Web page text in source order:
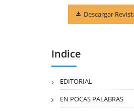
Descargar
Indice
EDITORIAL
EN POCAS PALABRAS